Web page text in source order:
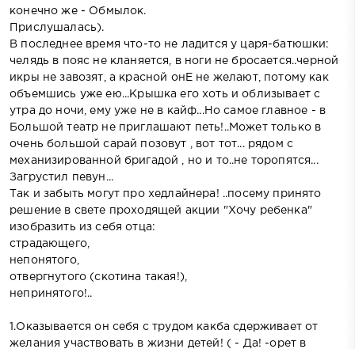
конечно же - Обмылок.
Прислушалась).
В последнее время что-то не ладится у царя-батюшки:
челядь в пояс не кланяется, в ноги не бросается..черной
икры не завозят, а красной онЕ не желают, потому как
объемшись уже ею...Крышка его хоть и облизывает с
утра до ночи, ему уже не в кайф...Но самое главное - в
Большой театр не приглашают петь!..Может только в
очень большой сарай позовут , вот тот... рядом с
механизированной бригадой , но и то..не торопятся...
Загрустил певун...
Так и забыть могут про хедлайнера! ..посему принято
решение в свете проходящей акции "Хочу ребенка"
изобразить из себя отца:
страдающего,
непонятого,
отвергнутого (скотина такая!),
непринятого!..
1.Оказывается он себя с трудом какба сдерживает от
желания участвовать в жизни детей! ( - Да! -орет в